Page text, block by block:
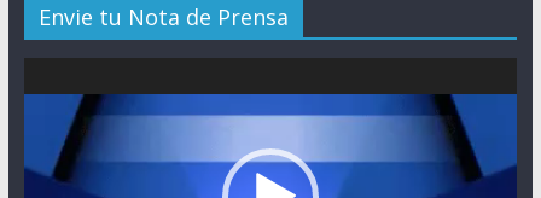
Envie tu Nota de Prensa
de